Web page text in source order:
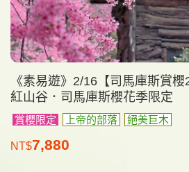
《素易遊》2/16【司馬庫斯賞
紅山谷．司馬庫斯櫻花季限定
賞櫻限定 上帝的部落 絕美巨木
NT$7,880